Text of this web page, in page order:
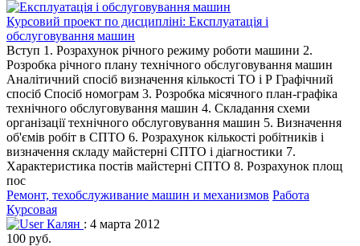
Курсовий проект по дисципліні: Експлуатація і
обслуговування машин
Вступ 1. Розрахунок річного режиму роботи машини 2.
Розробка річного плану технічного обслуговування машин
Аналітичний спосіб визначення кількості ТО і Р Графічний
спосіб Спосіб номограм 3. Розробка місячного план-графіка
технічного обслуговування машин 4. Складання схеми
організації технічного обслуговування машин 5. Визначення
об'ємів робіт в СПТО 6. Розрахунок кількості робітників і
визначення складу майстерні СПТО і діагностики 7.
Характеристика постів майстерні СПТО 8. Розрахунок площ
пос
Ремонт, техобслуживание машин и механизмов Работа
Курсовая
Калян : 4 марта 2012
100 руб.